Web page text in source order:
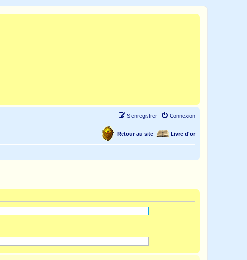
Connexion
S’enregistrer
Livre d'or
Retour au site